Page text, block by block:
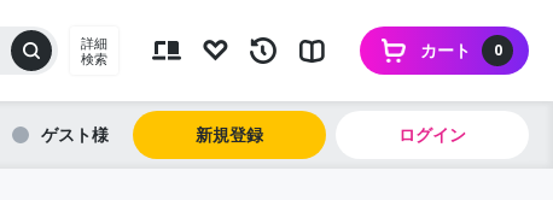
詳細
検索
0
カート
ゲスト 新規登録 ログイン